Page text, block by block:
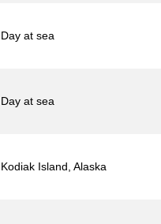
Day at sea
Day at sea
Kodiak Island, Alaska